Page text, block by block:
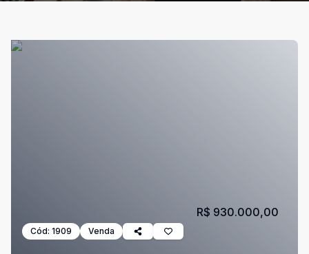
Cód: 1909 Venda
R$ 930.000,00